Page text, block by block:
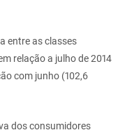
entre as classes
relação a julho de 2014
com junho (102,6
dos consumidores